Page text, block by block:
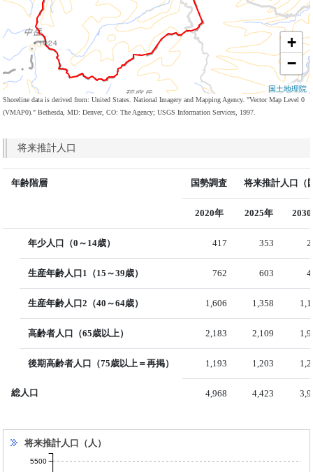
+
−
国土地理院
Shoreline data is derived from: United States. National Imagery and Mapping Agency. "Vector Map Level 0
(VMAP0)." Bethesda, MD: Denver, CO: The Agency; USGS Information Services, 1997.
将来推計人口
年齢階層 国勢調査 将来推計人口（
2020年 2025年
年少人口（0～14歳） 417 353
生産年齢人口1（15～39歳） 762 603
生産年齢人口2（40～64歳） 1,606 1,358
高齢者人口（65歳以上） 2,183 2,109
後期高齢者人口（75歳以上＝再掲） 1,193 1,203
総人口 4,968 4,423
将来推計人口（人）
5500